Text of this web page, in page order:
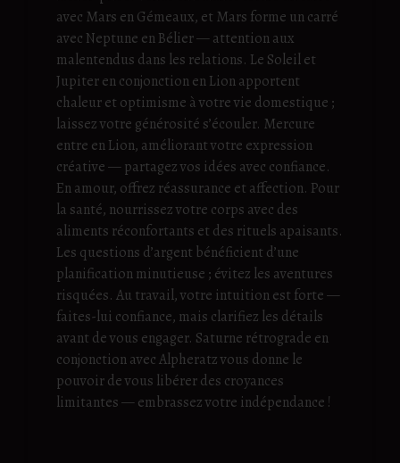
avec Mars en Gémeaux, et Mars forme un carré
avec Neptune en Bélier — attention aux
malentendus dans les relations. Le Soleil et
Jupiter en conjonction en Lion apportent
chaleur et optimisme à votre vie domestique ;
laissez votre générosité s’écouler. Mercure
entre en Lion, améliorant votre expression
créative — partagez vos idées avec confiance.
En amour, offrez réassurance et affection. Pour
la santé, nourrissez votre corps avec des
aliments réconfortants et des rituels apaisants.
Les questions d’argent bénéficient d’une
planification minutieuse ; évitez les aventures
risquées. Au travail, votre intuition est forte —
faites-lui confiance, mais clarifiez les détails
avant de vous engager. Saturne rétrograde en
conjonction avec Alpheratz vous donne le
pouvoir de vous libérer des croyances
limitantes — embrassez votre indépendance !